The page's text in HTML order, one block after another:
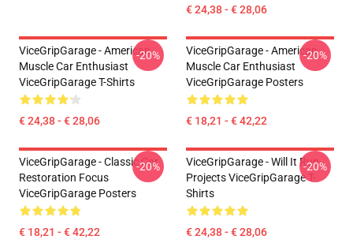
€ 24,38 - € 28,06
ViceGripGarage - American
Muscle Car Enthusiast
ViceGripGarage T-Shirts
€ 24,38 - € 28,06
-20%
ViceGripGarage - American
Muscle Car Enthusiast
ViceGripGarage Posters
€ 18,21 - € 42,22
-20%
ViceGripGarage - Classic Car
Restoration Focus
ViceGripGarage Posters
€ 18,21 - € 42,22
-20%
ViceGripGarage - Will It Run
Projects ViceGripGarage T-
Shirts
€ 24,38 - € 28,06
-20%